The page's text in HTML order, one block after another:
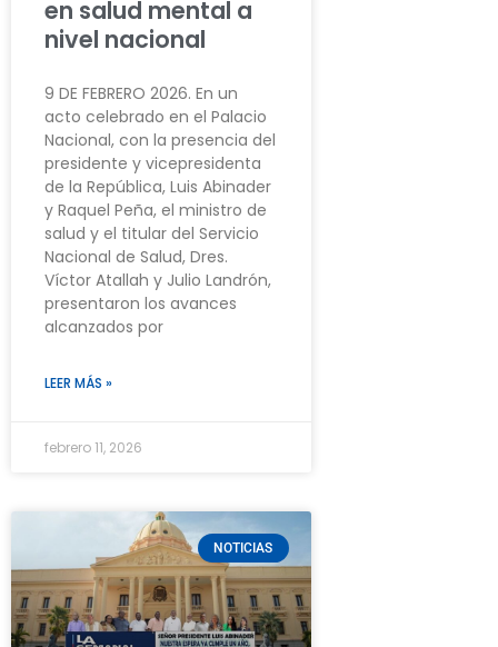
en salud mental a
nivel nacional
9 DE FEBRERO 2026. En un
acto celebrado en el Palacio
Nacional, con la presencia del
presidente y vicepresidenta
de la República, Luis Abinader
y Raquel Peña, el ministro de
salud y el titular del Servicio
Nacional de Salud, Dres.
Víctor Atallah y Julio Landrón,
presentaron los avances
alcanzados por
LEER MÁS »
febrero 11, 2026
NOTICIAS